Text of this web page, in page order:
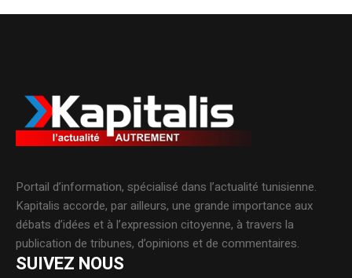
Portail d’information, spécialisé dans l’actualité tunisienne.
Kapitalis accorde, par ailleurs, une grande importance aux
débats d’idées et à l’expression citoyenne, à travers la
publication de tribunes, d’opinions et de commentaires.
SUIVEZ NOUS